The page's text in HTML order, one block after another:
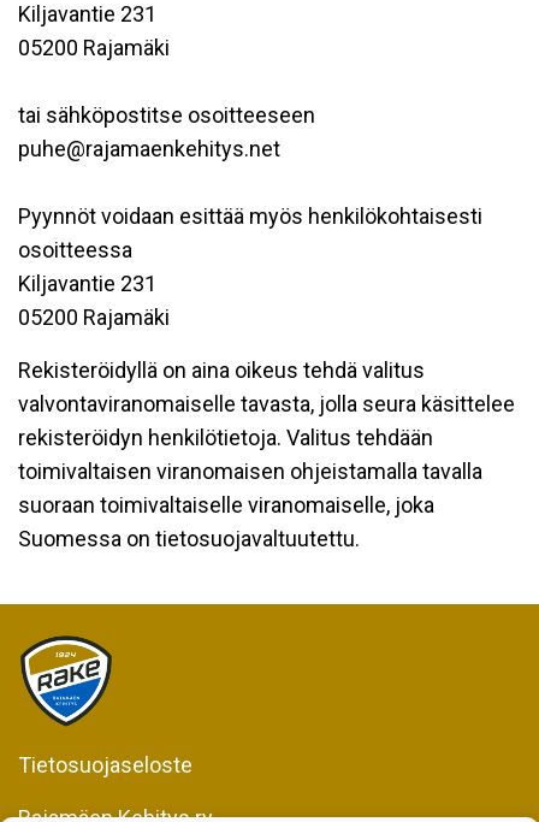
Kiljavantie 231
05200 Rajamäki
tai sähköpostitse osoitteeseen
puhe@rajamaenkehitys.net
Pyynnöt voidaan esittää myös henkilökohtaisesti
osoitteessa
Kiljavantie 231
05200 Rajamäki
Rekisteröidyllä on aina oikeus tehdä valitus
valvontaviranomaiselle tavasta, jolla seura käsittelee
rekisteröidyn henkilötietoja. Valitus tehdään
toimivaltaisen viranomaisen ohjeistamalla tavalla
suoraan toimivaltaiselle viranomaiselle, joka
Suomessa on tietosuojavaltuutettu.
Tietosuojaseloste